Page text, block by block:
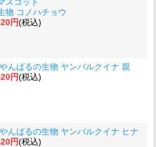
物 コノハチョウ
円(税込)
んばるの生物 ヤンバルクイナ 親
円(税込)
んばるの生物 ヤンバルクイナ ヒナ
円(税込)